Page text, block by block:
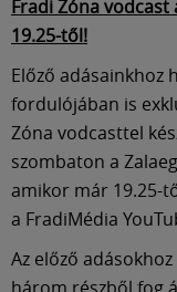
Fradi Zóna vodcast
19.25-től!
Előző adásainkhoz
fordulójában is
Zóna vodcasttel
szombaton a
amikor már 19.25-
a FradiMédia
Az előző